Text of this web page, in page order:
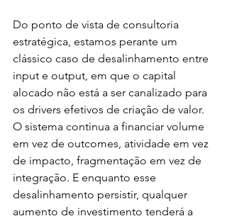
Do ponto de vista de consultoria
estratégica, estamos perante um
clássico caso de desalinhamento entre
input e output, em que o capital
alocado não está a ser canalizado para
os drivers efetivos de criação de valor.
O sistema continua a financiar volume
em vez de outcomes, atividade em vez
de impacto, fragmentação em vez de
integração. E enquanto esse
desalinhamento persistir, qualquer
aumento de investimento tenderá a